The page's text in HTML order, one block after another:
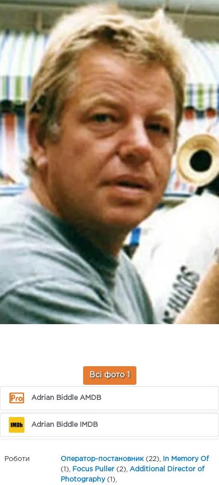
Всі фото 1
Adrian Biddle AMDB
Adrian Biddle IMDB
Роботи Оператор-постановник(22),
In Memory Of
(1),
Focus Puller (2), Additional Director of
Photography(1),